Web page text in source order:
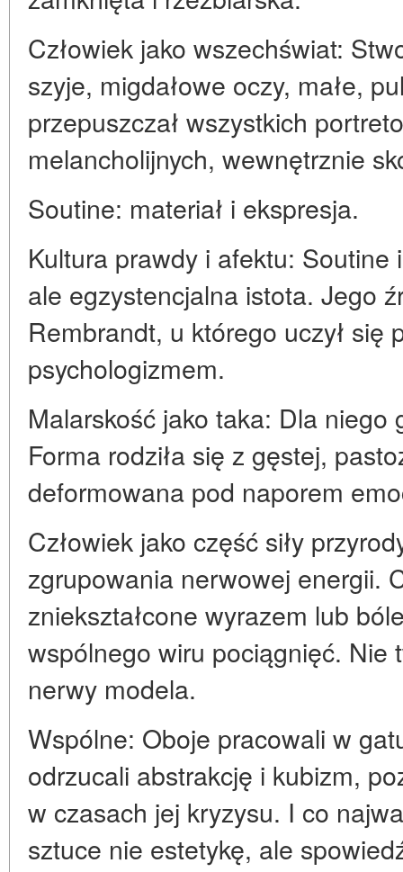
Człowiek jako wszechświat:
szyje, migdałowe oczy, małe,
przepuszczał wszystkich
melancholijnych, wewnętrznie
Soutine: materiał i ekspresja.
Kultura prawdy i afektu: Soutine
ale egzystencjalna istota. Jego
Rembrandt, u którego uczył się
psychologizmem.
Malarskość jako taka: Dla niego
Forma rodziła się z gęstej,
deformowana pod naporem
Człowiek jako część siły
zgrupowania nerwowej energii.
zniekształcone wyrazem lub
wspólnego wiru pociągnięć. Nie
nerwy modela.
Wspólne: Oboje pracowali w
odrzucali abstrakcję i kubizm,
w czasach jej kryzysu. I co
sztuce nie estetykę, ale